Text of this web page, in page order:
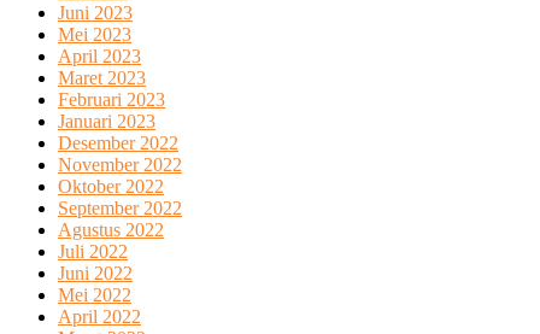
Juni 2023
Mei 2023
April 2023
Maret 2023
Februari 2023
Januari 2023
Desember 2022
November 2022
Oktober 2022
September 2022
Agustus 2022
Juli 2022
Juni 2022
Mei 2022
April 2022